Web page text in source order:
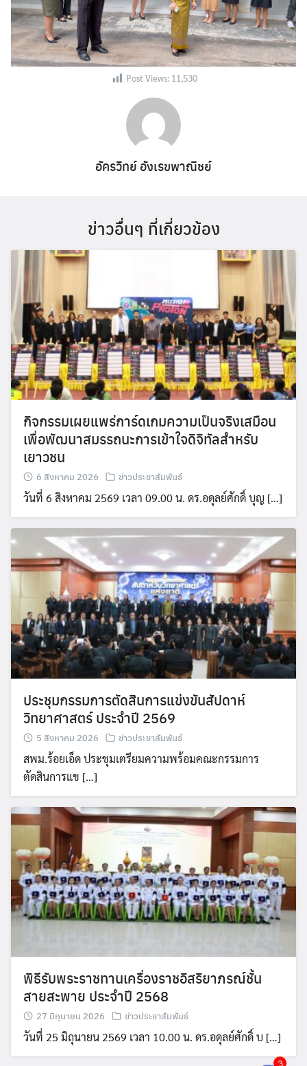
Post Views: 11,530
อัครวิทย์ อังเรขพาณิชย์
ข่าวอื่นๆ ที่เกี่ยวข้อง
กิจกรรมเผยแพร่การ์ดเกมความเป็นจริงเสมือน
เพื่อพัฒนาสมรรถนะการเข้าใจดิจิทัลสำหรับ
เยาวชน
6 สิงหาคม 2026 ข่าวประชาสัมพันธ์
วันที่ 6 สิงหาคม 2569 เวลา 09.00 น. ดร.อดุลย์ศักดิ์ บุญ […]
ประชุมกรรมการตัดสินการแข่งขันสัปดาห์
วิทยาศาสตร์ ประจำปี 2569
5 สิงหาคม 2026 ข่าวประชาสัมพันธ์
สพม.ร้อยเอ็ด ประชุมเตรียมความพร้อมคณะกรรมการ
ตัดสินการแข […]
พิธีรับพระราชทานเครื่องราชอิสริยาภรณ์ชั้น
สายสะพาย ประจำปี 2568
27 มิถุนายน 2026 ข่าวประชาสัมพันธ์
วันที่ 25 มิถุนายน 2569 เวลา 10.00 น. ดร.อดุลย์ศักดิ์ บ […]